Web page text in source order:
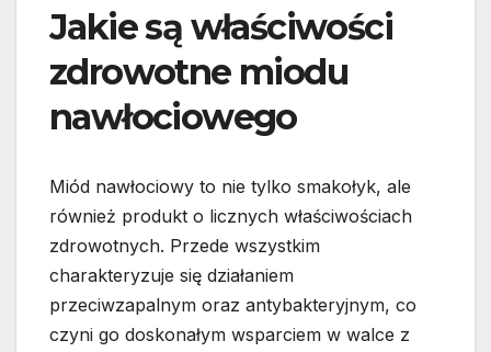
Jakie są właściwości
zdrowotne miodu
nawłociowego
Miód nawłociowy to nie tylko smakołyk, ale
również produkt o licznych właściwościach
zdrowotnych. Przede wszystkim
charakteryzuje się działaniem
przeciwzapalnym oraz antybakteryjnym, co
czyni go doskonałym wsparciem w walce z